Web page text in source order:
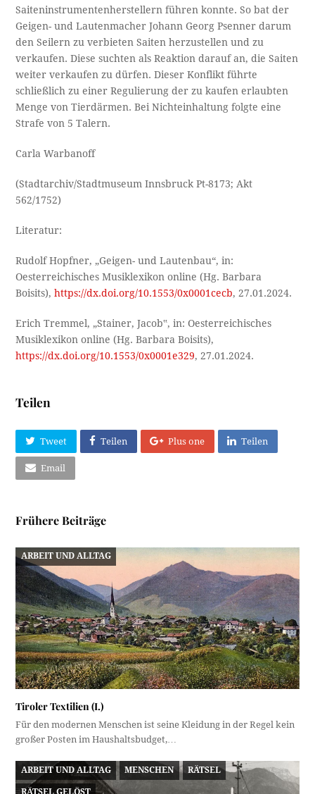
Saiteninstrumentenherstellern führen konnte. So bat der
Geigen- und Lautenmacher Johann Georg Psenner darum
den Seilern zu verbieten Saiten herzustellen und zu
verkaufen. Diese suchten als Reaktion darauf an, die Saiten
weiter verkaufen zu dürfen. Dieser Konflikt führte
schließlich zu einer Regulierung der zu kaufen erlaubten
Menge von Tierdärmen. Bei Nichteinhaltung folgte eine
Strafe von 5 Talern.
Carla Warbanoff
(Stadtarchiv/Stadtmuseum Innsbruck Pt-8173; Akt
562/1752)
Literatur:
Rudolf Hopfner, „Geigen- und Lautenbau“, in:
Oesterreichisches Musiklexikon online (Hg. Barbara
Boisits),https://dx.doi.org/10.1553/0x0001cecb, 27.01.2024.
Erich Tremmel, „Stainer, Jacob‟, in: Oesterreichisches
Musiklexikon online (Hg. Barbara Boisits),
https://dx.doi.org/10.1553/0x0001e329, 27.01.2024.
Teilen
Tweet Teilen Plus one Teilen
Email
Frühere Beiträge
ARBEIT UND ALLTAG
Tiroler Textilien (I.)
Für den modernen Menschen ist seine Kleidung in der Regel kein
großer Posten im Haushaltsbudget,…
ARBEIT UND ALLTAG MENSCHEN RÄTSEL